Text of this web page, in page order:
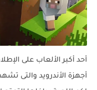
أحد أكبر الألعاب على
أجهزة الأندرويد والتى